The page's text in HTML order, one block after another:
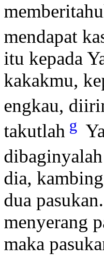
mendapat
itu kepada
kakakmu,
engkau,
takutlah g
dibaginyalah
dia,
dua pasukan.
menyerang
maka